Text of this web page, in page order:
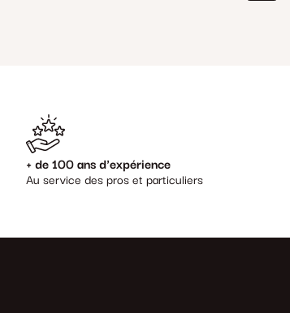
+ de 100 ans d'expérience
Au service des pros et particuliers